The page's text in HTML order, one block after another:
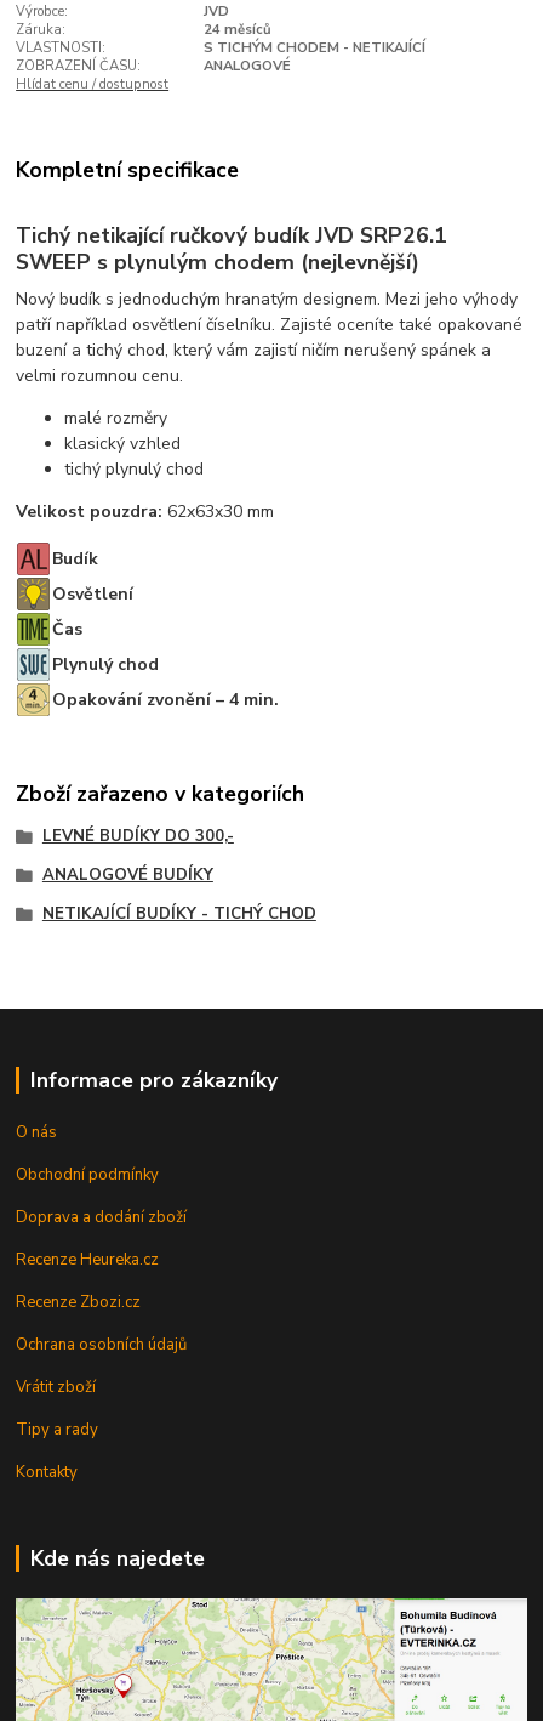
Výrobce:
JVD
Záruka:
24 měsíců
VLASTNOSTI:
S TICHÝM CHODEM - NETIKAJÍCÍ
ZOBRAZENÍ ČASU:
ANALOGOVÉ
Hlídat cenu / dostupnost
Kompletní specifikace
Tichý netikající ručkový budík JVD SRP26.1
SWEEP s plynulým chodem (nejlevnější)
Nový budík s jednoduchým hranatým designem. Mezi jeho výhody
patří například osvětlení číselníku. Zajisté oceníte také opakované
buzení a tichý chod, který vám zajistí ničím nerušený spánek a
velmi rozumnou cenu.
malé rozměry
klasický vzhled
tichý plynulý chod
Velikost pouzdra: 62x63x30 mm
Budík
Osvětlení
Čas
Plynulý chod
Opakování zvonění – 4 min.
Zboží zařazeno v kategoriích
LEVNÉ BUDÍKY DO 300,-
ANALOGOVÉ BUDÍKY
NETIKAJÍCÍ BUDÍKY - TICHÝ CHOD
Informace pro zákazníky
O nás
Obchodní podmínky
Doprava a dodání zboží
Recenze Heureka.cz
Recenze Zbozi.cz
Ochrana osobních údajů
Vrátit zboží
Tipy a rady
Kontakty
Kde nás najedete